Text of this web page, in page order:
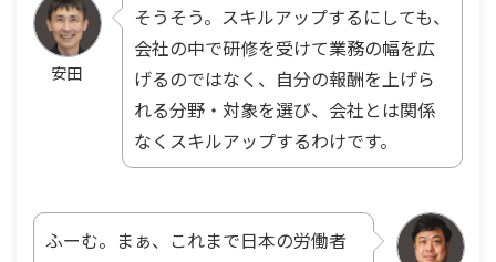
安田
そうそう。スキルアップするにしても、
会社の中で研修を受けて業務の幅を広
げるのではなく、自分の報酬を上げら
れる分野・対象を選び、会社とは関係
なくスキルアップするわけです。
ふーむ。まぁ、これまで日本の労働者